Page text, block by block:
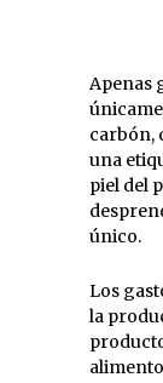
Apenas
carbón,
una
piel del
único.
Los
la